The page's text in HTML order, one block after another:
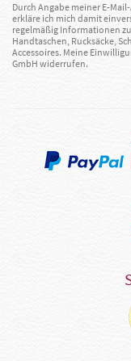
Durch Angabe meiner E-
erkläre ich mich damit
regelmäßig Informationen
Handtaschen, Rucksäcke,
Accessoires. Meine
GmbH widerrufen.